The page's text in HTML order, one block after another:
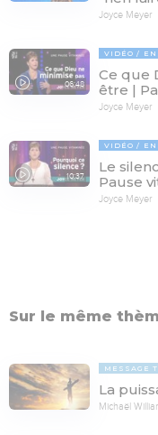
Joyce Meyer
06:48
VIDÉO
Ce que
être |
Joyce Meyer
10:37
VIDÉO
Le
Pause
Joyce Meyer
Sur le même
MESSAGE
La
Michaël